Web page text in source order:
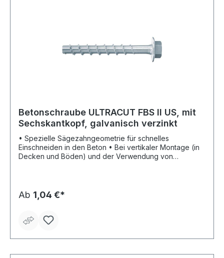
Betonschraube ULTRACUT FBS II US, mit
Sechskantkopf, galvanisch verzinkt
• Spezielle Sägezahngeometrie für schnelles
Einschneiden in den Beton • Bei vertikaler Montage (in
Decken und Böden) und der Verwendung von
Mehrfachverwendung bei temporärer Verankerung z. B.
im Schalungsbau • Ideal für die Befestigung von
Schalungsstützen Hinweis: Zur Montage der
Schlagschrauber tauglicher Nuss oder ein spezieller
Ab 1,04 €*